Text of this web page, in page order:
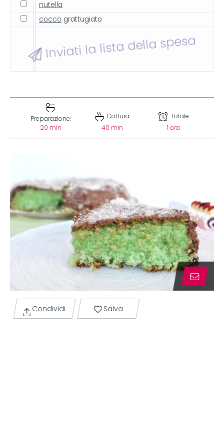
nutella
cocco grattugiato
Inviati la lista della spesa
Preparazione:
20 min
Cottura:
40 min
Totale:
1 ora
Condividi Salva